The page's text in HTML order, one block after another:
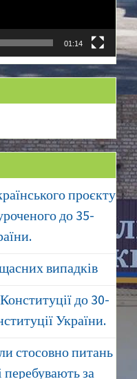
01:14
проєкту
до 35-
випадків
до 30-
України.
стосовно питань
перебувають за